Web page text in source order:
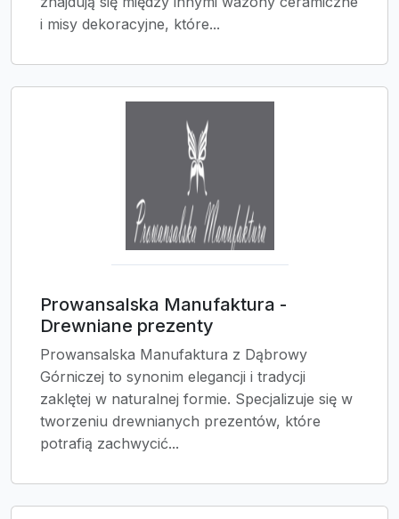
i misy dekoracyjne, które...
Prowansalska Manufaktura -
Drewniane prezenty
Prowansalska Manufaktura z Dąbrowy
Górniczej to synonim elegancji i tradycji
zaklętej w naturalnej formie. Specjalizuje się w
tworzeniu drewnianych prezentów, które
potrafią zachwycić...